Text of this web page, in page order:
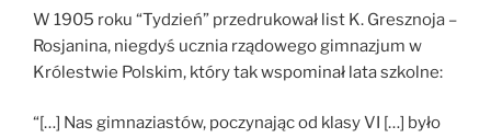
W 1905 roku “Tydzień” przedrukował list K. Gresznoja –
Rosjanina, niegdyś ucznia rządowego gimnazjum w
Królestwie Polskim, który tak wspominał lata szkolne:
“[…] Nas gimnaziastów, poczynając od klasy VI […] było